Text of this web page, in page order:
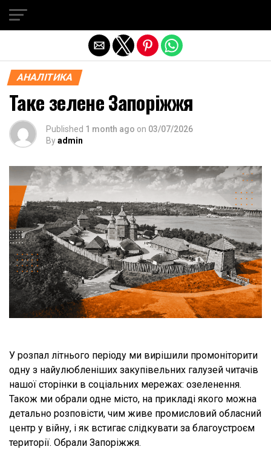
АНАЛІТИКА
Таке зелене Запоріжжя
Published 1 month ago on 03/07/2026
Byadmin
У розпал літнього періоду ми вирішили промоніторити
одну з найулюбленіших закупівельних галузей читачів
нашої сторінки в соціальних мережах: озеленення.
Також ми обрали одне місто, на прикладі якого можна
детально розповісти, чим живе промисловий обласний
центр у війну, і як встигає слідкувати за благоустроєм
території. Обрали Запоріжжя.